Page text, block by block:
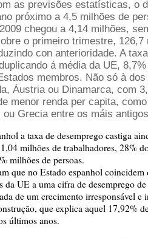
as previsões estatísticas, o
próximo a 4,5 milhões de
chegou a 4,14 milhões,
o primeiro trimestre,
con anterioridade. A
á média da UE,
membros. Não só à
Áustria ou Dinamarca, com
menor renda per capita,
ou Grecia entre os máis
a taxa de desemprego castiga
milhões de trabalhadores, 28%
milhões de persoas.
que no Estado espanhol
da UE a uma cifra de desemprego
de um crecimento irresponsável e
que explica aquel 17,92%
últimos anos.